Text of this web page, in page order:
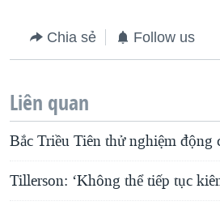
Chia sẻ Follow us
Liên quan
Bắc Triều Tiên thử nghiệm động
Tillerson: ‘Không thể tiếp tục